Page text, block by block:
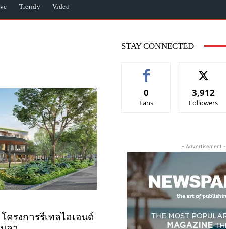
Trendy Video
ครงการรีเทลไฮเอนด์
STAY CONNECTED
0
Fans
3,912
Followers
- Advertisement -